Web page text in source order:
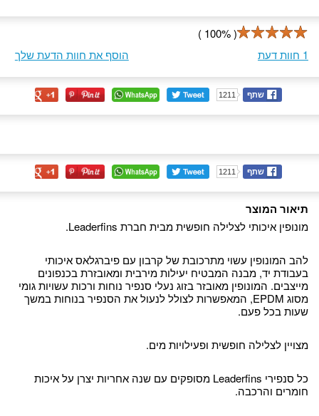
( 100% )
1 חוות דעת
הוסף את חוות הדעת שלך
שתף 1211
שתף 1211
תיאור המוצר
מונופין איכותי לצלילה חופשית מבית חברת Leaderfins.
להב המונופין עשוי מתרכובת של קרבון עם פיברגלאס איכותי
בעבודת יד, מבנה המבטיח יעילות מירבית ומאובזרת בכנפונים
מייצבים. המונופין מאובזר בזוג נעלי סנפיר נוחות ורכות עשויות גומי
מסוג EPDM, המאפשרות לצולל לנעול את הסנפיר בנוחות במשך
שעות בכל פעם.
מצויין לצלילה חופשית ופעילויות מים.
כל סנפירי Leaderfins מסופקים עם שנה אחריות יצרן על איכות
חומרים והרכבה.